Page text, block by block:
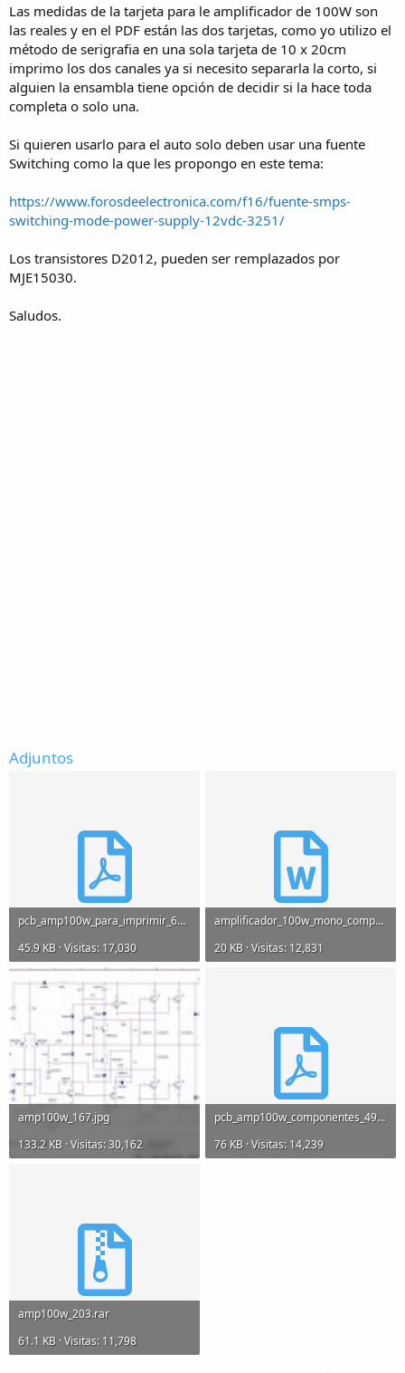
Las medidas de la tarjeta para le amplificador de 100W son
las reales y en el PDF están las dos tarjetas, como yo utilizo el
método de serigrafia en una sola tarjeta de 10 x 20cm
imprimo los dos canales ya si necesito separarla la corto, si
alguien la ensambla tiene opción de decidir si la hace toda
completa o solo una.
Si quieren usarlo para el auto solo deben usar una fuente
Switching como la que les propongo en este tema:
https://www.forosdeelectronica.com/f16/fuente-smps-
switching-mode-power-supply-12vdc-3251/
Los transistores D2012, pueden ser remplazados por
MJE15030.
Saludos.
Adjuntos
pcb_amp100w_para_imprimir_643.pdf
45.9 KB · Visitas: 17,030
amplificador_100w_mono_componentes_852.doc
20 KB · Visitas: 12,831
amp100w_167.jpg
133.2 KB · Visitas: 30,162
pcb_amp100w_componentes_498.pdf
76 KB · Visitas: 14,239
amp100w_203.rar
61.1 KB · Visitas: 11,798